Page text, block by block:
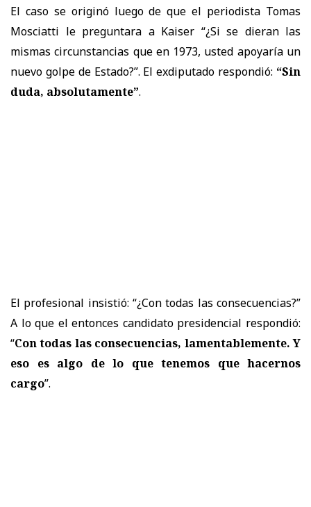
El caso se originó luego de que el periodista Tomas
Mosciatti le preguntara a Kaiser “¿Si se dieran las
mismas circunstancias que en 1973, usted apoyaría un
nuevo golpe de Estado?”. El exdiputado respondió: “Sin
duda, absolutamente”.
El profesional insistió: “¿Con todas las consecuencias?”
A lo que el entonces candidato presidencial respondió:
“Con todas las consecuencias, lamentablemente. Y
eso es algo de lo que tenemos que hacernos
cargo”.